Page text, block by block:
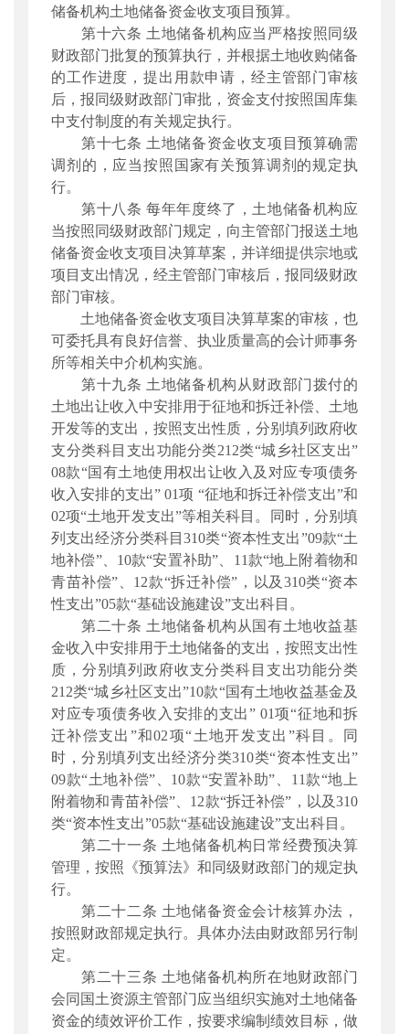
储备机构土地储备资金收支项目预算。
第十六条 土地储备机构应当严格按照同级
财政部门批复的预算执行，并根据土地收购储备
的工作进度，提出用款申请，经主管部门审核
后，报同级财政部门审批，资金支付按照国库集
中支付制度的有关规定执行。
第十七条 土地储备资金收支项目预算确需
调剂的，应当按照国家有关预算调剂的规定执
行。
第十八条 每年年度终了，土地储备机构应
当按照同级财政部门规定，向主管部门报送土地
储备资金收支项目决算草案，并详细提供宗地或
项目支出情况，经主管部门审核后，报同级财政
部门审核。
土地储备资金收支项目决算草案的审核，也
可委托具有良好信誉、执业质量高的会计师事务
所等相关中介机构实施。
第十九条 土地储备机构从财政部门拨付的
土地出让收入中安排用于征地和拆迁补偿、土地
开发等的支出，按照支出性质，分别填列政府收
支分类科目支出功能分类212类“城乡社区支出”
08款“国有土地使用权出让收入及对应专项债务
收入安排的支出” 01项 “征地和拆迁补偿支出”和
02项“土地开发支出”等相关科目。同时，分别填
列支出经济分类科目310类“资本性支出”09款“土
地补偿”、10款“安置补助”、11款“地上附着物和
青苗补偿”、12款“拆迁补偿”，以及310类“资本
性支出”05款“基础设施建设”支出科目。
第二十条 土地储备机构从国有土地收益基
金收入中安排用于土地储备的支出，按照支出性
质，分别填列政府收支分类科目支出功能分类
212类“城乡社区支出”10款“国有土地收益基金及
对应专项债务收入安排的支出” 01项“征地和拆
迁补偿支出”和02项“土地开发支出”科目。同
时，分别填列支出经济分类310类“资本性支出”
09款“土地补偿”、10款“安置补助”、11款“地上
附着物和青苗补偿”、12款“拆迁补偿”，以及310
类“资本性支出”05款“基础设施建设”支出科目。
第二十一条 土地储备机构日常经费预决算
管理，按照《预算法》和同级财政部门的规定执
行。
第二十二条 土地储备资金会计核算办法，
按照财政部规定执行。具体办法由财政部另行制
定。
第二十三条 土地储备机构所在地财政部门
会同国土资源主管部门应当组织实施对土地储备
资金的绩效评价工作，按要求编制绩效目标，做